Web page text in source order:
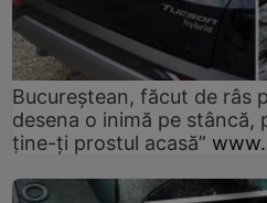
Bucureștean, făcut de râs
desena o inimă pe stâncă,
ține-ți prostul acasă”